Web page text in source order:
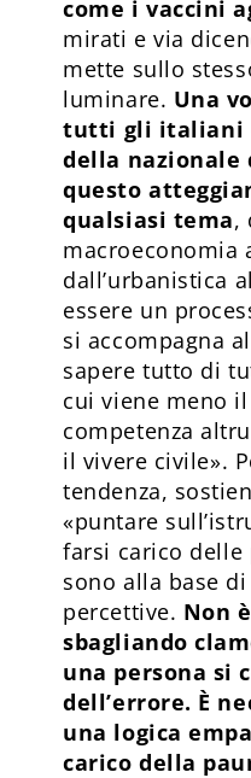
come i vaccini
mirati e via
mette sullo
luminare. Una
tutti gli italiani
della nazionale
questo
qualsiasi tema,
macroeconomia
dall’urbanistica
essere un
si accompagna
sapere tutto di
cui viene meno
competenza
il vivere civile».
tendenza,
«puntare
farsi carico delle
sono alla base
percettive. Non
sbagliando
una persona si
dell’errore. È
una logica
carico della